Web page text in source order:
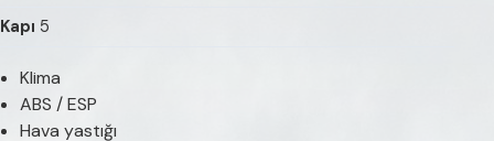
Kapı 5
Klima
ABS / ESP
Hava yastığı